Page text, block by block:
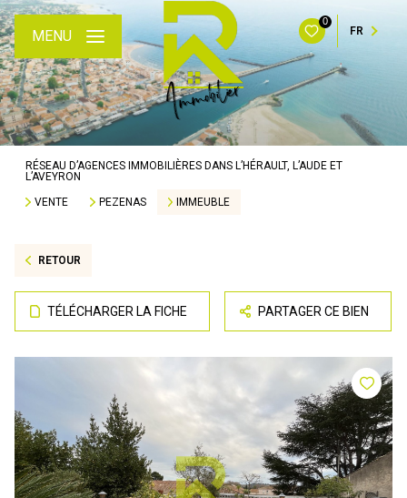
0
FR
MENU
RÉSEAU D’AGENCES IMMOBILIÈRES DANS L’HÉRAULT, L’AUDE ET
L’AVEYRON
VENTE
PEZENAS IMMEUBLE
RETOUR
TÉLÉCHARGER LA FICHE PARTAGER CE BIEN